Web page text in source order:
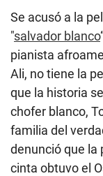
Se acusó a la
"salvador blanco
pianista
Ali, no tiene la
que la historia
chofer blanco,
familia del
denunció que la
cinta obtuvo el